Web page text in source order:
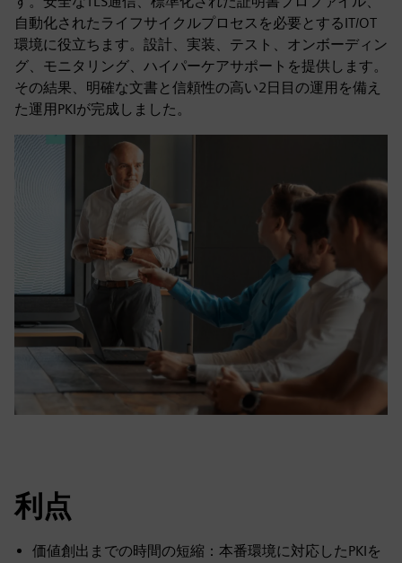
自動化されたライフサイクルプロセスを必要とするIT/OT
環境に役立ちます。設計、実装、テスト、オンボーディン
グ、モニタリング、ハイパーケアサポートを提供します。
その結果、明確な文書と信頼性の高い2日目の運用を備え
た運用PKIが完成しました。
利点
価値創出までの時間の短縮：本番環境に対応したPKIを